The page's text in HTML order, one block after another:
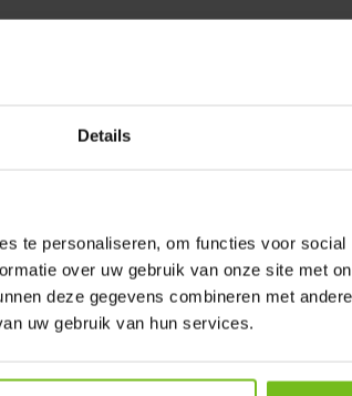
Details
te personaliseren, om functies voor
over uw gebruik van onze site met
deze gegevens combineren met
uw gebruik van hun services.
et 5
grande